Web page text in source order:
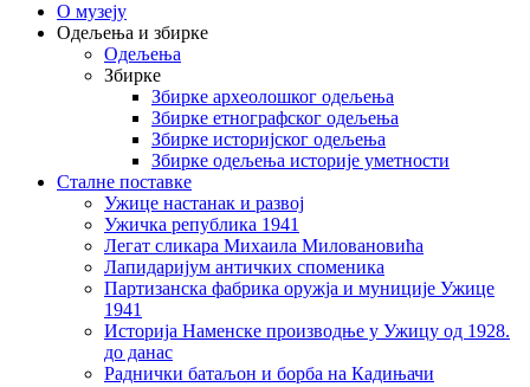
О музеју
Одељења и збирке
Одељења
Збирке
Збирке археолошког одељења
Збирке етнографског одељења
Збирке историјског одељења
Збирке одељења историје уметности
Сталне поставке
Ужице настанак и развој
Ужичка република 1941
Легат сликара Михаила Миловановића
Лапидаријум античких споменика
Партизанска фабрика оружја и муниције Ужице
1941
Историја Наменске производње у Ужицу од 1928.
до данас
Раднички батаљон и борба на Кадињачи